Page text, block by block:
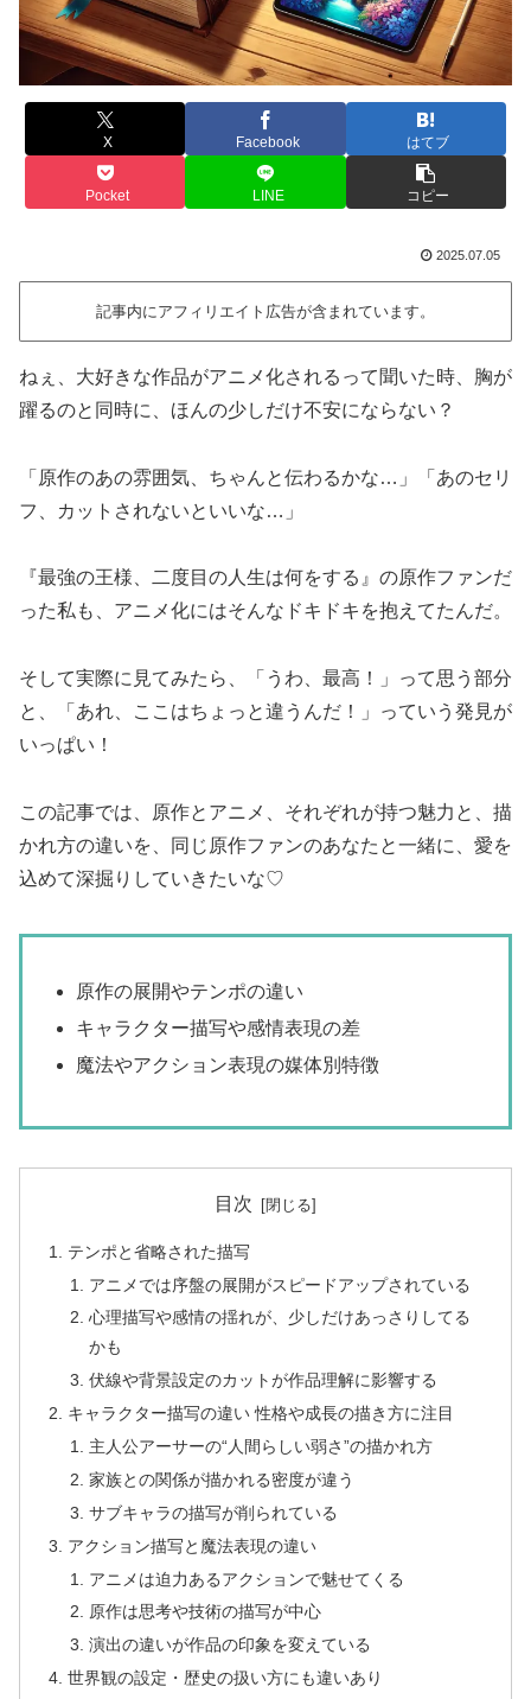
X Facebook はてブ
Pocket LINE コピー
2025.07.05
記事内にアフィリエイト広告が含まれています。
ねぇ、大好きな作品がアニメ化されるって聞いた時、胸が
躍るのと同時に、ほんの少しだけ不安にならない？
「原作のあの雰囲気、ちゃんと伝わるかな…」「あのセリ
フ、カットされないといいな…」
『最強の王様、二度目の人生は何をする』の原作ファンだ
った私も、アニメ化にはそんなドキドキを抱えてたんだ。
そして実際に見てみたら、「うわ、最高！」って思う部分
と、「あれ、ここはちょっと違うんだ！」っていう発見が
いっぱい！
この記事では、原作とアニメ、それぞれが持つ魅力と、描
かれ方の違いを、同じ原作ファンのあなたと一緒に、愛を
込めて深掘りしていきたいな♡
原作の展開やテンポの違い
キャラクター描写や感情表現の差
魔法やアクション表現の媒体別特徴
目次
テンポと省略された描写
アニメでは序盤の展開がスピードアップされている
心理描写や感情の揺れが、少しだけあっさりしてる
かも
伏線や背景設定のカットが作品理解に影響する
キャラクター描写の違い 性格や成長の描き方に注目
主人公アーサーの“人間らしい弱さ”の描かれ方
家族との関係が描かれる密度が違う
サブキャラの描写が削られている
アクション描写と魔法表現の違い
アニメは迫力あるアクションで魅せてくる
原作は思考や技術の描写が中心
演出の違いが作品の印象を変えている
世界観の設定・歴史の扱い方にも違いあり